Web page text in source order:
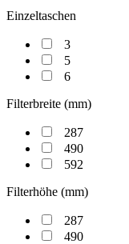
Einzeltaschen
3
5
6
Filterbreite (mm)
287
490
592
Filterhöhe (mm)
287
490